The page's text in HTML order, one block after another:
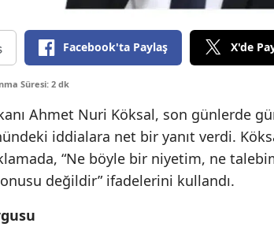
Facebook'ta Paylaş X'de
Süresi: 2 dk
Ahmet Nuri Köksal, son günlerde
iddialara net bir yanıt verdi.
“Ne böyle bir niyetim, ne
değildir” ifadelerini kullandı.